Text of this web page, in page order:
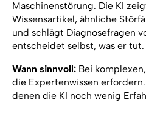
Maschinenstörung. Die KI
Wissensartikel, ähnliche
und schlägt Diagnosefragen
entscheidet selbst, was er tut.
Wann sinnvoll:Bei
die Expertenwissen
denen die KI noch wenig